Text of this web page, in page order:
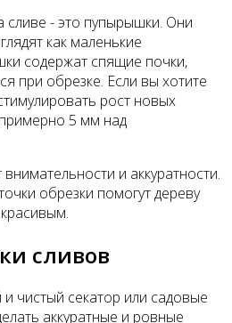
сливе - это пупырышки. Они
как маленькие
содержат спящие почки,
при обрезке. Если вы хотите
рост новых
5 мм над
и аккуратности.
обрезки помогут дереву
сливов
чистый секатор или садовые
аккуратные и ровные